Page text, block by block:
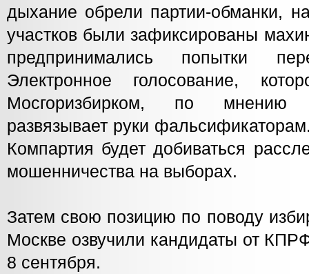
дыхание обрели партии-обманки,
участков были зафиксированы
предпринимались попытки
Электронное голосование,
Мосгоризбирком, по мнению
развязывает руки
Компартия будет добиваться
мошенничества на выборах.
Затем свою позицию по поводу
Москве озвучили кандидаты от
8 сентября.